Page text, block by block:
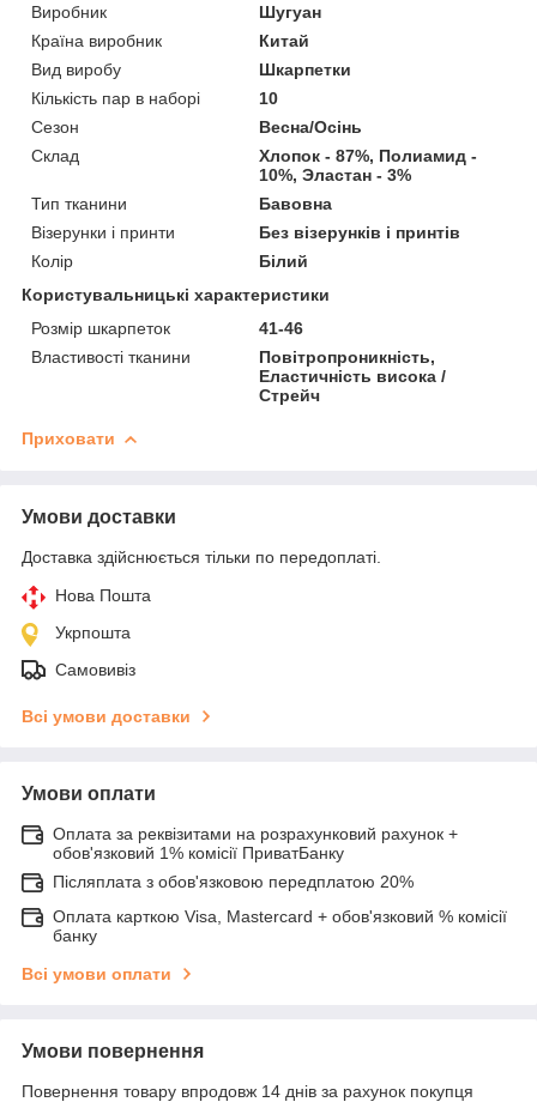
Виробник
Шугуан
Країна виробник
Китай
Вид виробу
Шкарпетки
Кількість пар в наборі
10
Сезон
Весна/Осінь
Склад
Хлопок - 87%, Полиамид -
10%, Эластан - 3%
Тип тканини
Бавовна
Візерунки і принти
Без візерунків і принтів
Колір
Білий
Користувальницькі характеристики
Розмір шкарпеток
41-46
Властивості тканини
Повітропроникність,
Еластичність висока /
Стрейч
Приховати
Умови доставки
Доставка здійснюється тільки по передоплаті.
Нова Пошта
Укрпошта
Самовивіз
Всі умови доставки
Умови оплати
Оплата за реквізитами на розрахунковий рахунок +
обов'язковий 1% комісії ПриватБанку
Післяплата з обов'язковою передплатою 20%
Оплата карткою Visa, Mastercard + обов'язковий % комісії
банку
Всі умови оплати
Умови повернення
Повернення товару впродовж 14 днів за рахунок покупця